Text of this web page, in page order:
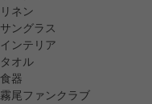
リネン
サングラス
インテリア
タオル
食器
霧尾ファンクラブ